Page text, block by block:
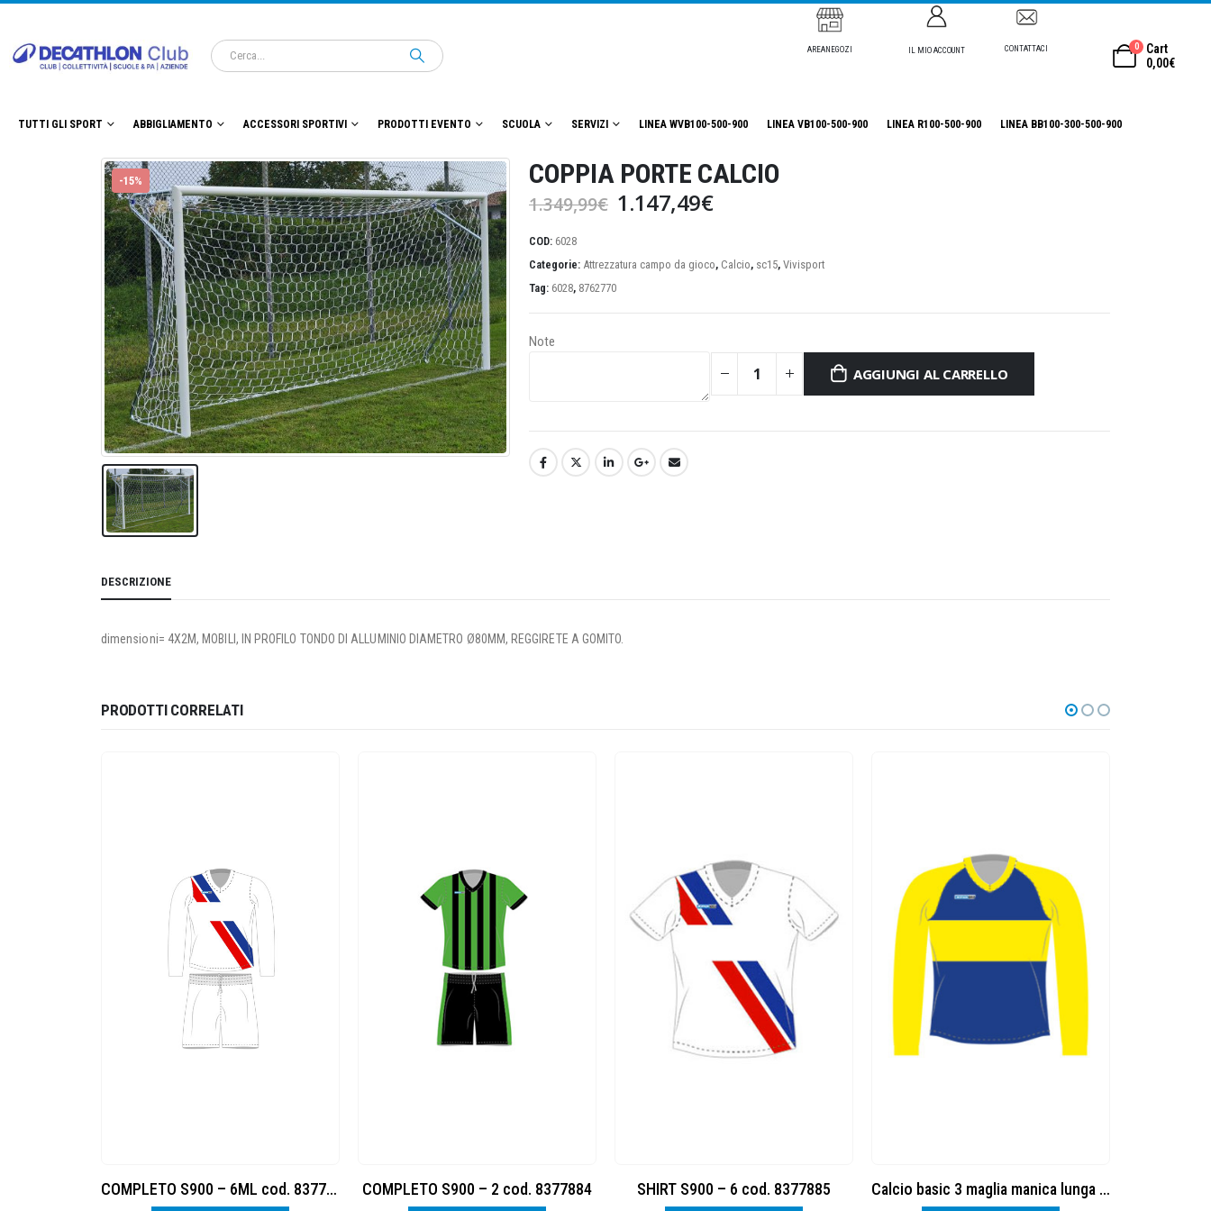
AREANEGOZI IL MIO ACCOUNT CONTATTACI 0
Cart
0,00€
TUTTI GLI SPORT ABBIGLIAMENTO ACCESSORI SPORTIVI PRODOTTI EVENTO SCUOLA SERVIZI LINEA WVB100-500-900 LINEA VB100-500-900 LINEA R100-500-900 LINEA BB100-300-500-900
-15% COPPIA PORTE CALCIO
1.349,99€ Il
prezzo
era:
1.349,99€.
1.147,49€Il
è:
COD: 6028
Categorie: Attrezzatura campo da gioco, Calcio, sc15, Vivisport
Tag: 6028, 8762770
Note
AGGIUNGI AL CARRELLO
DESCRIZIONE
dimensioni= 4X2M, MOBILI, IN PROFILO TONDO DI ALLUMINIO DIAMETRO Ø80MM, REGGIRETE A GOMITO.
PRODOTTI CORRELATI
COMPLETO S900 – 6ML cod. 8377884 COMPLETO S900 – 2 cod. 8377884 SHIRT S900 – 6 cod. 8377885 Calcio basic 3 maglia manica lunga cod. 8377875